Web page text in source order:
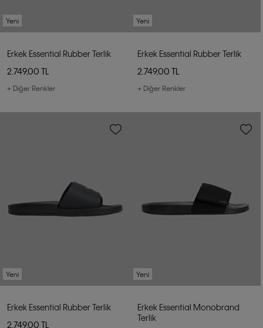
Yeni
Erkek Essential Rubber Terlik
2.749,00 TL
+ Diğer Renkler
Yeni
Erkek Essential Rubber Terlik
2.749,00 TL
+ Diğer Renkler
Yeni
Erkek Essential Rubber Terlik
2.749,00 TL
Yeni
Erkek Essential Monobrand
Terlik